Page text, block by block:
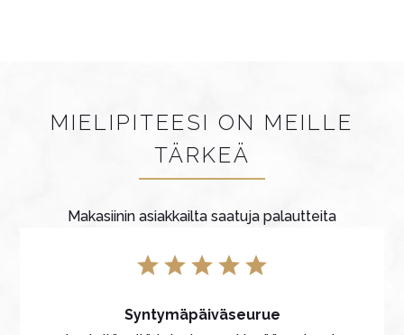
MIELIPITEESI ON MEILLE
TÄRKEÄ
Makasiinin asiakkailta saatuja palautteita
Syntymäpäiväseurue